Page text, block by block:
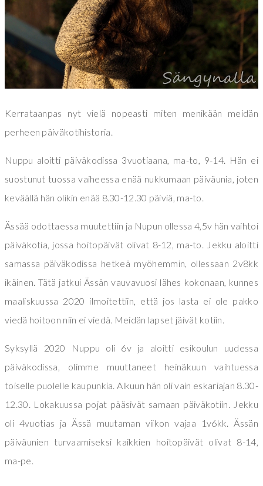
Kerrataanpas nyt vielä nopeasti miten menikään meidän
perheen päiväkotihistoria.
Nuppu aloitti päiväkodissa 3vuotiaana, ma-to, 9-14. Hän ei
suostunut tuossa vaiheessa enää nukkumaan päiväunia, joten
keväällä hän olikin enää 8.30-12.30 päiviä, ma-to.
Ässää odottaessa muutettiin ja Nupun ollessa 4,5v hän vaihtoi
päiväkotia, jossa hoitopäivät olivat 8-12, ma-to. Jekku aloitti
samassa päiväkodissa hetkeä myöhemmin, ollessaan 2v8kk
ikäinen. Tätä jatkui Ässän vauvavuosi lähes kokonaan, kunnes
maaliskuussa 2020 ilmoitettiin, että jos lasta ei ole pakko
viedä hoitoon niin ei viedä. Meidän lapset jäivät kotiin.
Syksyllä 2020 Nuppu oli 6v ja aloitti esikoulun uudessa
päiväkodissa, olimme muuttaneet heinäkuun vaihtuessa
toiselle puolelle kaupunkia. Alkuun hän oli vain eskariajan 8.30-
12.30. Lokakuussa pojat pääsivät samaan päiväkotiin. Jekku
oli 4vuotias ja Ässä muutaman viikon vajaa 1v6kk. Ässän
päiväunien turvaamiseksi kaikkien hoitopäivät olivat 8-14,
ma-pe.